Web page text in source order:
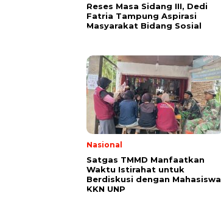
Reses Masa Sidang III, Dedi
Fatria Tampung Aspirasi
Masyarakat Bidang Sosial
Nasional
Satgas TMMD Manfaatkan
Waktu Istirahat untuk
Berdiskusi dengan Mahasiswa
KKN UNP